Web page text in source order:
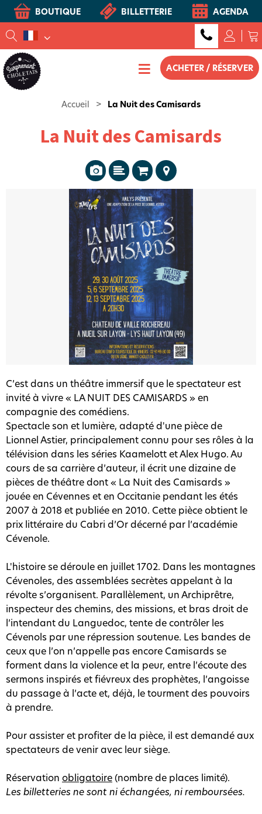
BOUTIQUE BILLETTERIE AGENDA
ACHETER / RÉSERVER
Accueil > La Nuit des Camisards
La Nuit des Camisards
C’est dans un théâtre immersif que le spectateur est
invité à vivre « LA NUIT DES CAMISARDS » en
compagnie des comédiens.
Spectacle son et lumière, adapté d'une pièce de
Lionnel Astier, principalement connu pour ses rôles à la
télévision dans les séries Kaamelott et Alex Hugo. Au
cours de sa carrière d’auteur, il écrit une dizaine de
pièces de théâtre dont « La Nuit des Camisards »
jouée en Cévennes et en Occitanie pendant les étés
2007 à 2018 et publiée en 2010. Cette pièce obtient le
prix littéraire du Cabri d’Or décerné par l’académie
Cévenole.
L'histoire se déroule en juillet 1702. Dans les montagnes
Cévenoles, des assemblées secrètes appelant à la
révolte s’organisent. Parallèlement, un Archiprêtre,
inspecteur des chemins, des missions, et bras droit de
l’intendant du Languedoc, tente de contrôler les
Cévenols par une répression soutenue. Les bandes de
ceux que l’on n’appelle pas encore Camisards se
forment dans la violence et la peur, entre l’écoute des
sermons inspirés et fiévreux des prophètes, l’angoisse
du passage à l’acte et, déjà, le tourment des pouvoirs
à prendre.
Pour assister et profiter de la pièce, il est demandé aux
spectateurs de venir avec leur siège.
Réservation obligatoire(nombre de places limité).
Les billetteries ne sont ni échangées, ni remboursées.